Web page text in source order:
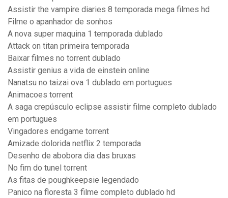
Assistir the vampire diaries 8 temporada mega filmes hd
Filme o apanhador de sonhos
A nova super maquina 1 temporada dublado
Attack on titan primeira temporada
Baixar filmes no torrent dublado
Assistir genius a vida de einstein online
Nanatsu no taizai ova 1 dublado em portugues
Animacoes torrent
A saga crepúsculo eclipse assistir filme completo dublado
em portugues
Vingadores endgame torrent
Amizade dolorida netflix 2 temporada
Desenho de abobora dia das bruxas
No fim do tunel torrent
As fitas de poughkeepsie legendado
Panico na floresta 3 filme completo dublado hd